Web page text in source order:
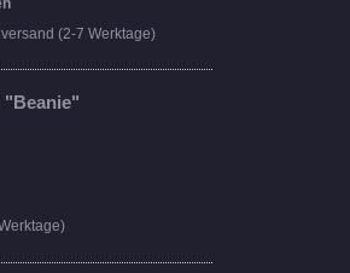
14,95 €.(2-7 Werktage)
"Beanie"